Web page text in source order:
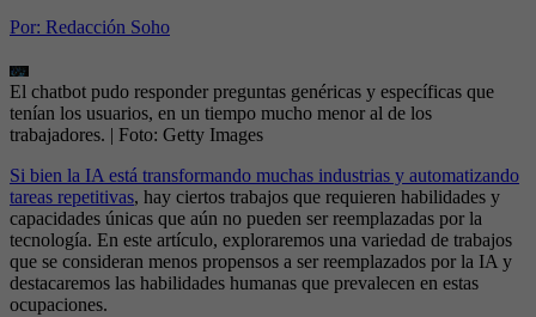
Por: Redacción Soho
El chatbot pudo responder preguntas genéricas y específicas que
tenían los usuarios, en un tiempo mucho menor al de los
trabajadores. | Foto: Getty Images
Si bien la IA está transformando muchas industrias y automatizando
tareas repetitivas, hay ciertos trabajos que requieren habilidades y
capacidades únicas que aún no pueden ser reemplazadas por la
tecnología. En este artículo, exploraremos una variedad de trabajos
que se consideran menos propensos a ser reemplazados por la IA y
destacaremos las habilidades humanas que prevalecen en estas
ocupaciones.